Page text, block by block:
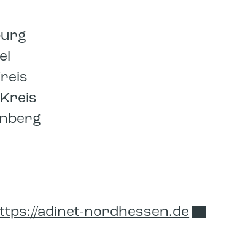
adinet-nordhessen.de